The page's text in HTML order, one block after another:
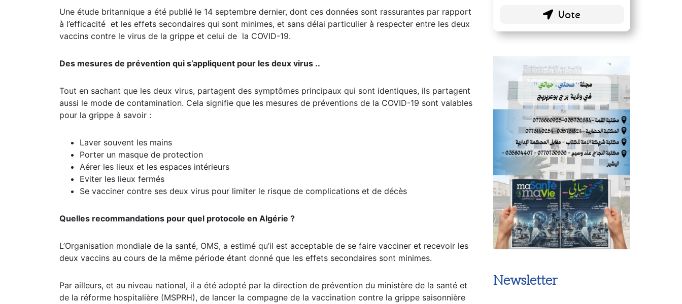
Une étude britannique a été publié le 14 septembre dernier, dont ces données sont rassurantes par rapport
à l’efficacité et les effets secondaires qui sont minimes, et sans délai particulier à respecter entre les deux
vaccins contre le virus de la grippe et celui de la COVID-19.
Des mesures de prévention qui s’appliquent pour les deux virus ..
Tout en sachant que les deux virus, partagent des symptômes principaux qui sont identiques, ils partagent
aussi le mode de contamination. Cela signifie que les mesures de préventions de la COVID-19 sont valables
pour la grippe à savoir :
Laver souvent les mains
Porter un masque de protection
Aérer les lieux et les espaces intérieurs
Eviter les lieux fermés
Se vacciner contre ses deux virus pour limiter le risque de complications et de décès
Quelles recommandations pour quel protocole en Algérie ?
L’Organisation mondiale de la santé, OMS, a estimé qu’il est acceptable de se faire vacciner et recevoir les
deux vaccins au cours de la même période étant donné que les effets secondaires sont minimes.
Par ailleurs, et au niveau national, il a été adopté par la direction de prévention du ministère de la santé et
de la réforme hospitalière (MSPRH), de lancer la compagne de la vaccination contre la grippe saisonnière
Newsletter